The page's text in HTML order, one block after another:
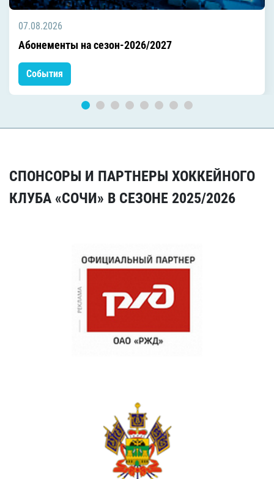
07.08.2026
Абонементы на сезон-2026/2027
События
СПОНСОРЫ И ПАРТНЕРЫ ХОККЕЙНОГО
КЛУБА «СОЧИ» В СЕЗОНЕ 2025/2026